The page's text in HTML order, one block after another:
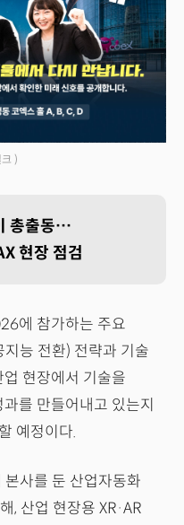
)
총출동…
현장 점검
에 참가하는 주요
능 전환) 전략과 기술
현장에서 기술을
를 만들어내고 있는지
예정이다.
사를 둔 산업자동화
, 산업 현장용 XR·AR